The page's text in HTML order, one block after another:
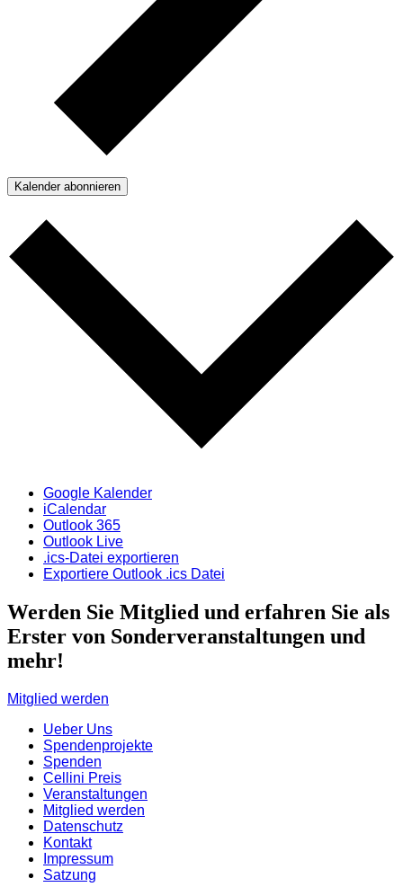
Kalender abonnieren
Google Kalender
iCalendar
Outlook 365
Outlook Live
.ics-Datei exportieren
Exportiere Outlook .ics Datei
Werden Sie Mitglied und erfahren Sie als
Erster von Sonderveranstaltungen und
mehr!
Mitglied werden
Ueber Uns
Spendenprojekte
Spenden
Cellini Preis
Veranstaltungen
Mitglied werden
Datenschutz
Kontakt
Impressum
Satzung